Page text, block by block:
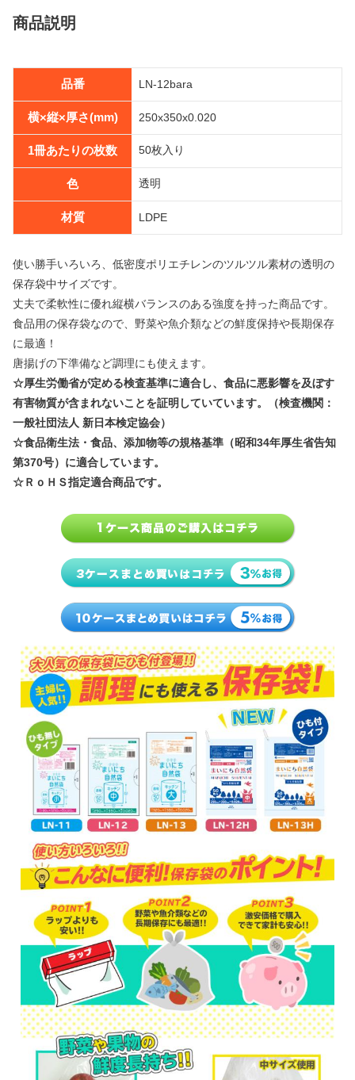
商品説明
品番 LN-12bara
横×縦×厚さ(mm) 250x350x0.020
1冊あたりの枚数 50枚入り
色 透明
材質 LDPE
使い勝手いろいろ、低密度ポリエチレンのツルツル素材の透明の
保存袋中サイズです。
丈夫で柔軟性に優れ縦横バランスのある強度を持った商品です。
食品用の保存袋なので、野菜や魚介類などの鮮度保持や長期保存
に最適！
唐揚げの下準備など調理にも使えます。
☆厚生労働省が定める検査基準に適合し、食品に悪影響を及ぼす
有害物質が含まれないことを証明していています。（検査機関：
一般社団法人 新日本検定協会）
☆食品衛生法・食品、添加物等の規格基準（昭和34年厚生省告知
第370号）に適合しています。
☆ＲｏＨＳ指定適合商品です。